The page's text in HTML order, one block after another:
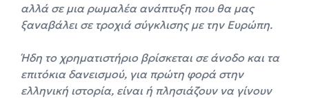
αλλά σε μια ρωμαλέα ανάπτυξη που θα μας
ξαναβάλει σε τροχιά σύγκλισης με την Ευρώπη.
Ήδη το χρηματιστήριο βρίσκεται σε άνοδο και τα
επιτόκια δανεισμού, για πρώτη φορά στην
ελληνική ιστορία, είναι ή πλησιάζουν να γίνουν